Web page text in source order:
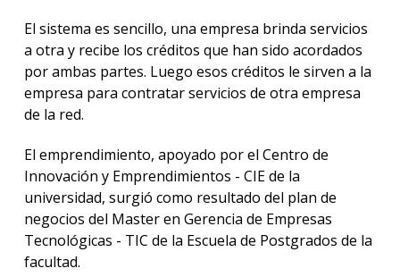
El sistema es sencillo, una empresa brinda servicios
a otra y recibe los créditos que han sido acordados
por ambas partes. Luego esos créditos le sirven a la
empresa para contratar servicios de otra empresa
de la red.
El emprendimiento, apoyado por el Centro de
Innovación y Emprendimientos - CIE de la
universidad, surgió como resultado del plan de
negocios del Master en Gerencia de Empresas
Tecnológicas - TIC de la Escuela de Postgrados de la
facultad.